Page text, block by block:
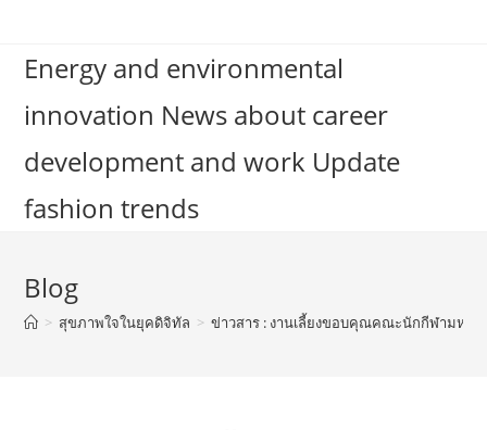
contentEnergy and environmental
innovation News about career
development and work Update
fashion trends
Blog
> สุขภาพใจในยุคดิจิทัล > ข่าวสาร : งานเลี้ยงขอบคุณคณะนักกีฬามหาวิ